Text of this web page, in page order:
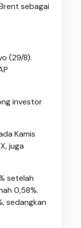
sebagai
(29/8).
investor
Kamis
juga
setelah
0,58%.
sedangkan